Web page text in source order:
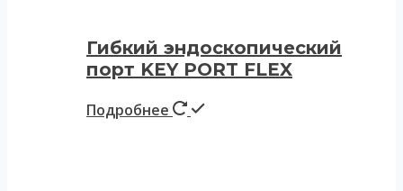
Гибкий эндоскопический
порт KEY PORT FLEX
Подробнее